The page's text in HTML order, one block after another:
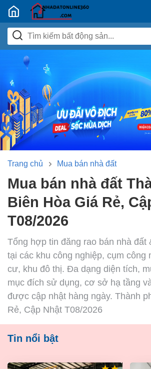
Nhadatban24h.vn
Trang chủ Mua bán nhà đất
Mua bán nhà đất Thành phố
Biên Hòa Giá Rẻ,
T08/2026
Tổng hợp tin đăng rao bán nhà đất
tại các khu công nghiệp, cụm công
cư, khu đô thị. Đa dạng diện tích,
mục đích sử dụng, cơ sở hạ tầng
được cập nhật hàng ngày. Thành
Rẻ, Cập Nhật T08/2026
Tin nổi bật